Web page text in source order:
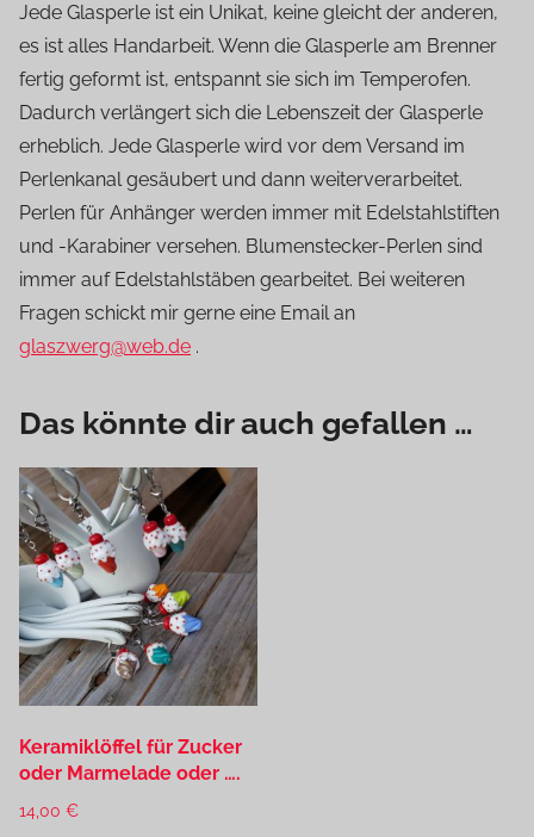
Jede Glasperle ist ein Unikat, keine gleicht der anderen,
es ist alles Handarbeit. Wenn die Glasperle am Brenner
fertig geformt ist, entspannt sie sich im Temperofen.
Dadurch verlängert sich die Lebenszeit der Glasperle
erheblich. Jede Glasperle wird vor dem Versand im
Perlenkanal gesäubert und dann weiterverarbeitet.
Perlen für Anhänger werden immer mit Edelstahlstiften
und -Karabiner versehen. Blumenstecker-Perlen sind
immer auf Edelstahlstäben gearbeitet. Bei weiteren
Fragen schickt mir gerne eine Email an
glaszwerg@web.de .
Das könnte dir auch gefallen …
Keramiklöffel für Zucker
oder Marmelade oder ….
14,00 €